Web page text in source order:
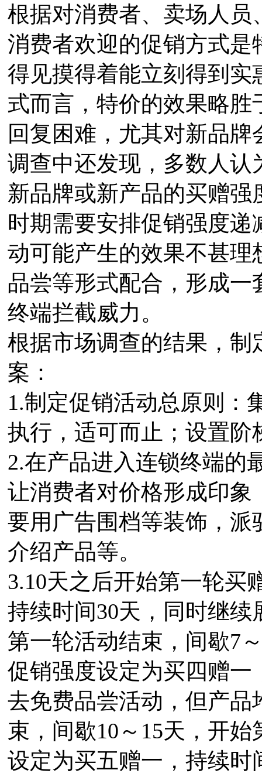
根据对消费者、卖场人
消费者欢迎的促销方式
得见摸得着能立刻得到
式而言，特价的效果略
回复困难，尤其对新品
调查中还发现，多数人
新品牌或新产品的买赠
时期需要安排促销强度
动可能产生的效果不甚
品尝等形式配合，形成
终端拦截威力。
根据市场调查的结果，
案：
1.制定促销活动总原则：
执行，适可而止；设置阶
2.在产品进入连锁终端的
让消费者对价格形成印
要用广告围档等装饰，
介绍产品等。
3.10天之后开始第一轮买
持续时间30天，同时继
第一轮活动结束，间歇7
促销强度设定为买四赠一
去免费品尝活动，但产
束，间歇10～15天，开
设定为买五赠一，持续时